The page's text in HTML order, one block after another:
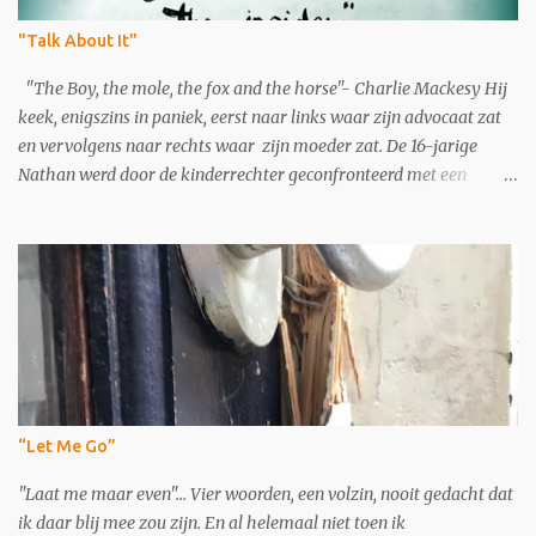
"Talk About It"
"The Boy, the mole, the fox and the horse"- Charlie Mackesy Hij
keek, enigszins in paniek, eerst naar links waar zijn advocaat zat
en vervolgens naar rechts waar zijn moeder zat. De 16-jarige
Nathan werd door de kinderrechter geconfronteerd met een
geen eens een vrouw maar ja een jongen van 16. En we hadden niet
eens een steekwapen. Maar we waren wel met ze 5en om die tijd
daar en we hebben zoiets gedaan. Ja niemand is gepakt behalve
Sem. Dus als hij me snitcht ben ik de lul anders niet. Maar vorige
keer heeft hij dat ook gedaan. We liepen naar een jongen toe die
was met een meid en we zeiden gwn van geef je tas". Het was me
onduidelijk of Nathan van zijn advocaat had gehoord dat dit in het
Nathan werd verdacht van het, samen met 3 andere jongens,
beroven van ...
“Let Me Go”
"Laat me maar even"... Vier woorden, een volzin, nooit gedacht dat
ik daar blij mee zou zijn. En al helemaal niet toen ik